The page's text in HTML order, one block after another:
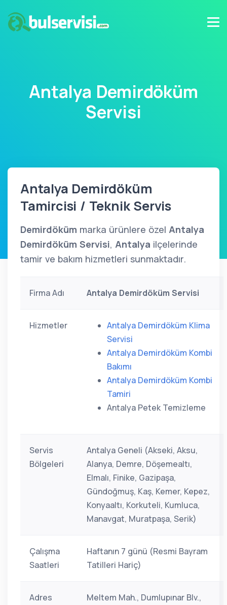
Antalya Demirdöküm
Servisi
Antalya Demirdöküm
Tamircisi / Teknik Servis
Demirdöküm marka ürünlere özel Antalya
Demirdöküm Servisi, Antalya ilçelerinde
tamir ve bakım hizmetleri sunmaktadır.
Firma Adı Antalya Demirdöküm Servisi
Hizmetler
Antalya Demirdöküm Klima
Servisi
Antalya Demirdöküm Kombi
Bakımı
Antalya Demirdöküm Kombi
Tamiri
Antalya Petek Temizleme
Servis
Bölgeleri
Antalya Geneli (Akseki, Aksu,
Alanya, Demre, Döşemealtı,
Elmalı, Finike, Gazipaşa,
Gündoğmuş, Kaş, Kemer, Kepez,
Konyaaltı, Korkuteli, Kumluca,
Manavgat, Muratpaşa, Serik)
Çalışma
Saatleri
Haftanın 7 günü (Resmi Bayram
Tatilleri Hariç)
Adres
Meltem Mah., Dumlupınar Blv.,